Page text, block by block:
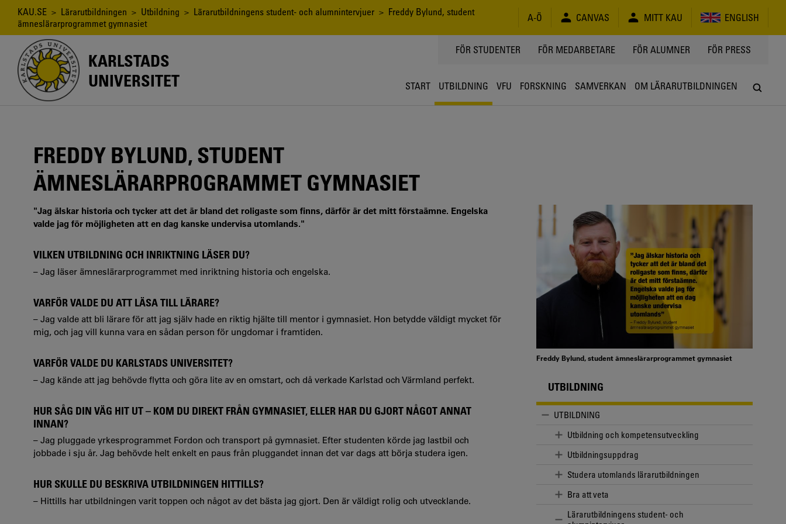
Hoppa
huvudinnehåll
Länkstig
KAU.SE > Lärarutbildningen > Utbildning > Lärarutbildningens student- och alumnintervjuer > Freddy Bylund, student
ämneslärarprogrammet gymnasiet
A-Ö CANVAS MITT KAU ENGLISH
KARLSTADS
UNIVERSITET
TOPPMENY
FÖR STUDENTER FÖR MEDARBETARE FÖR ALUMNER FÖR PRESS
START UTBILDNING VFU FORSKNING SAMVERKAN OM LÄRARUTBILDNINGEN
FREDDY BYLUND, STUDENT
ÄMNESLÄRARPROGRAMMET GYMNASIET
"Jag älskar historia och tycker att det är bland det roligaste som finns, därför är det mitt förstaämne. Engelska
valde jag för möjligheten att en dag kanske undervisa utomlands."
VILKEN UTBILDNING OCH INRIKTNING LÄSER DU?
– Jag läser ämneslärarprogrammet med inriktning historia och engelska.
VARFÖR VALDE DU ATT LÄSA TILL LÄRARE?
– Jag valde att bli lärare för att jag själv hade en riktig hjälte till mentor i gymnasiet. Hon betydde väldigt mycket för
mig, och jag vill kunna vara en sådan person för ungdomar i framtiden.
VARFÖR VALDE DU KARLSTADS UNIVERSITET?
– Jag kände att jag behövde flytta och göra lite av en omstart, och då verkade Karlstad och Värmland perfekt.
HUR SÅG DIN VÄG HIT UT – KOM DU DIREKT FRÅN GYMNASIET, ELLER HAR DU GJORT NÅGOT ANNAT
INNAN?
– Jag pluggade yrkesprogrammet Fordon och transport på gymnasiet. Efter studenten körde jag lastbil och
jobbade i sju år. Jag behövde helt enkelt en paus från pluggandet innan det var dags att börja studera igen.
HUR SKULLE DU BESKRIVA UTBILDNINGEN HITTILLS?
– Hittills har utbildningen varit toppen och något av det bästa jag gjort. Den är väldigt rolig och utvecklande.
Freddy Bylund, student ämneslärarprogrammet gymnasiet
UTBILDNING
UTBILDNING
Utbildning och kompetensutveckling
Utbildningsuppdrag
Studera utomlands lärarutbildningen
Bra att veta
Lärarutbildningens student- och